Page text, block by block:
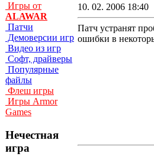
Игры от
ALAWAR
Патчи
Демоверсии игр
Видео из игр
Софт, драйверы
Популярные
файлы
Флеш игры
Игры Armor
Games
Нечестная
игра
10. 02. 2006 18:40
Патч устранят
ошибки в